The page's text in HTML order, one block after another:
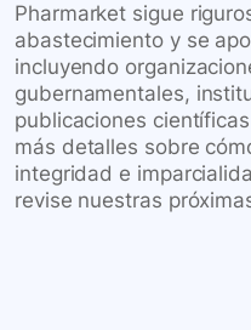
Pharmarket sigue
abastecimiento y se
incluyendo
gubernamentales,
publicaciones
más detalles sobre
integridad e
revise nuestras